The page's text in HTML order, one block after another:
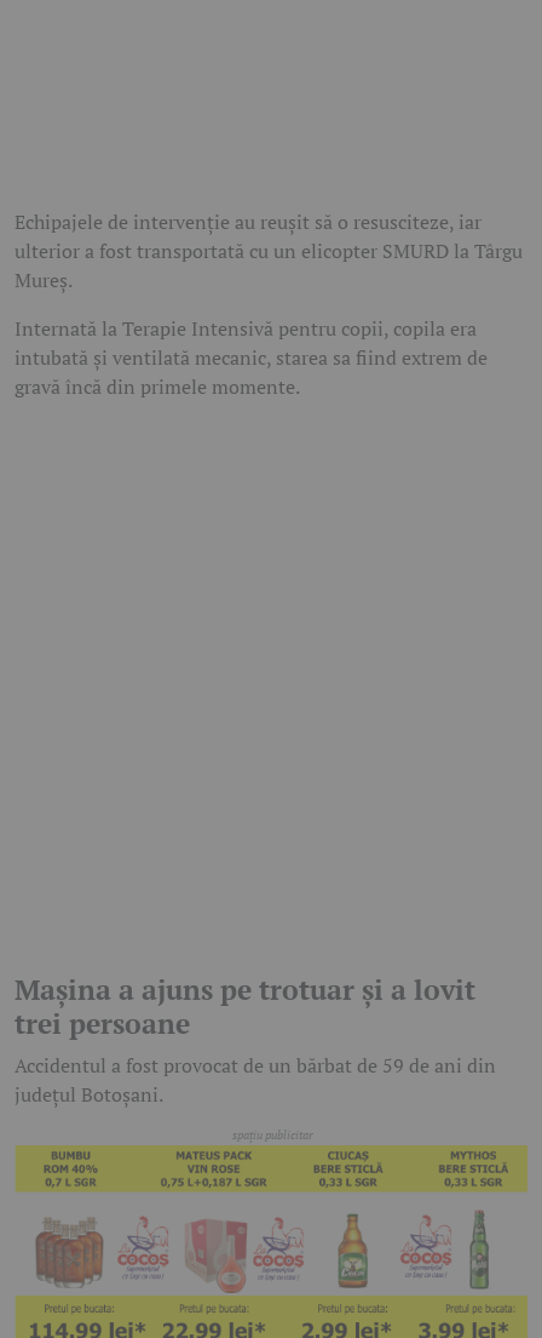
Echipajele de intervenție au reușit să o resusciteze, iar
ulterior a fost transportată cu un elicopter SMURD la Târgu
Mureș.
Internată la Terapie Intensivă pentru copii, copila era
intubată și ventilată mecanic, starea sa fiind extrem de
gravă încă din primele momente.
Mașina a ajuns pe trotuar și a lovit
trei persoane
Accidentul a fost provocat de un bărbat de 59 de ani din
județul Botoșani.